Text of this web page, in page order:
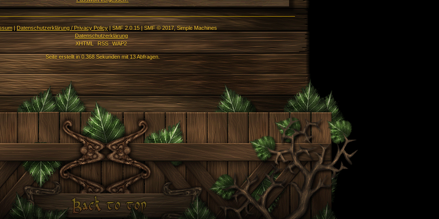
|Datenschutzerklärung / Privacy Policy|SMF 2.0.15 | SMF © 2017,Simple Machines
Datenschutzerklärung
XHTML
RSS WAP2
Seite erstellt in 0.368 Sekunden mit 13 Abfragen.